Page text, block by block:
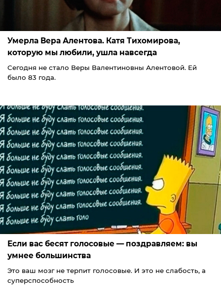
Умерла Вера Алентова. Катя Тихомирова,
которую мы любили, ушла навсегда
Сегодня не стало Веры Валентиновны Алентовой. Ей
было 83 года.
Если вас бесят голосовые — поздравляем: вы
умнее большинства
Это ваш мозг не терпит голосовые. И это не слабость, а
суперспособность